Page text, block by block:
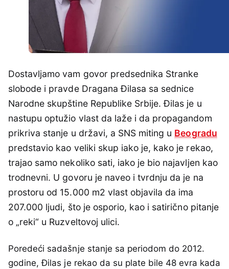
Dostavljamo vam govor predsednika Stranke
slobode i pravde Dragana Đilasa sa sednice
Narodne skupštine Republike Srbije. Đilas je u
nastupu optužio vlast da laže i da propagandom
prikriva stanje u državi, a SNS miting u Beogradu
predstavio kao veliki skup iako je, kako je rekao,
trajao samo nekoliko sati, iako je bio najavljen kao
trodnevni. U govoru je naveo i tvrdnju da je na
prostoru od 15.000 m2 vlast objavila da ima
207.000 ljudi, što je osporio, kao i satirično pitanje
o „reki“ u Ruzveltovoj ulici.
Poredeći sadašnje stanje sa periodom do 2012.
godine, Đilas je rekao da su plate bile 48 evra kada